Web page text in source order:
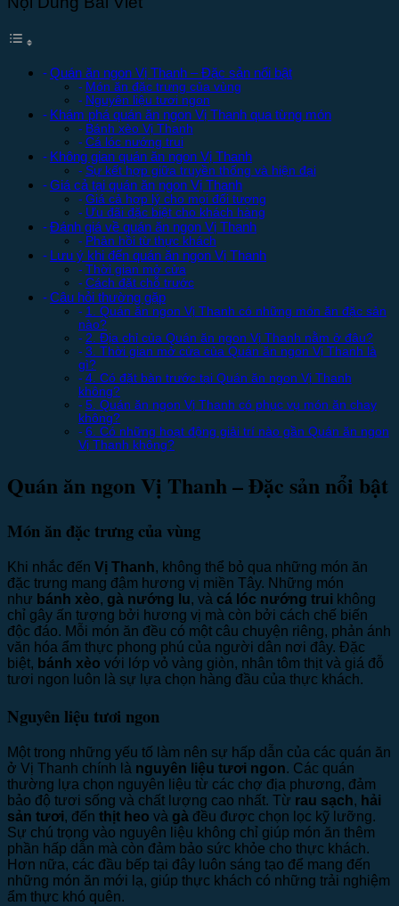
Quán ăn ngon Vị Thanh – Đặc sản nổi bật
Món ăn đặc trưng của vùng
Nguyên liệu tươi ngon
Khám phá quán ăn ngon Vị Thanh qua từng món
Bánh xèo Vị Thanh
Cá lóc nướng trui
Không gian quán ăn ngon Vị Thanh
Sự kết hợp giữa truyền thống và hiện đại
Giá cả tại quán ăn ngon Vị Thanh
Giá cả hợp lý cho mọi đối tượng
Ưu đãi đặc biệt cho khách hàng
Đánh giá về quán ăn ngon Vị Thanh
Phản hồi từ thực khách
Lưu ý khi đến quán ăn ngon Vị Thanh
Thời gian mở cửa
Cách đặt chỗ trước
Câu hỏi thường gặp
1. Quán ăn ngon Vị Thanh có những món ăn đặc sản
nào?
2. Địa chỉ của Quán ăn ngon Vị Thanh nằm ở đâu?
3. Thời gian mở cửa của Quán ăn ngon Vị Thanh là
gì?
4. Có đặt bàn trước tại Quán ăn ngon Vị Thanh
không?
5. Quán ăn ngon Vị Thanh có phục vụ món ăn chay
không?
6. Có những hoạt động giải trí nào gần Quán ăn ngon
Vị Thanh không?
Quán ăn ngon Vị Thanh – Đặc sản nổi bật
Món ăn đặc trưng của vùng
Khi nhắc đến Vị Thanh, không thể bỏ qua những món ăn
đặc trưng mang đậm hương vị miền Tây. Những món
như bánh xèo, gà nướng lu, và cá lóc nướng trui không
chỉ gây ấn tượng bởi hương vị mà còn bởi cách chế biến
độc đáo. Mỗi món ăn đều có một câu chuyện riêng, phản ánh
văn hóa ẩm thực phong phú của người dân nơi đây. Đặc
biệt, bánh xèo với lớp vỏ vàng giòn, nhân tôm thịt và giá đỗ
tươi ngon luôn là sự lựa chọn hàng đầu của thực khách.
Nguyên liệu tươi ngon
Một trong những yếu tố làm nên sự hấp dẫn của các quán ăn
ở Vị Thanh chính là nguyên liệu tươi ngon. Các quán
thường lựa chọn nguyên liệu từ các chợ địa phương, đảm
bảo độ tươi sống và chất lượng cao nhất. Từ rau sạch, hải
sản tươi, đến thịt heo và gà đều được chọn lọc kỹ lưỡng.
Sự chú trọng vào nguyên liệu không chỉ giúp món ăn thêm
phần hấp dẫn mà còn đảm bảo sức khỏe cho thực khách.
Hơn nữa, các đầu bếp tại đây luôn sáng tạo để mang đến
những món ăn mới lạ, giúp thực khách có những trải nghiệm
ẩm thực khó quên.